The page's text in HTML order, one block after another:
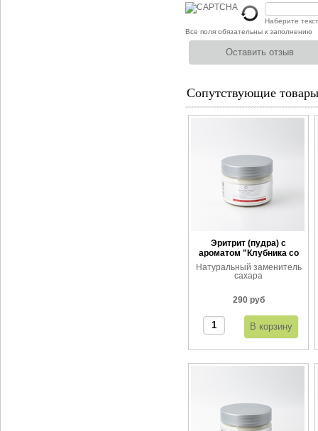
Наберите
Все поля обязательны к заполнению
Сопутствующие товары
Эритрит (пудра) с
ароматом "Клубника со
сливками"
Натуральный заменитель
сахара
290 руб